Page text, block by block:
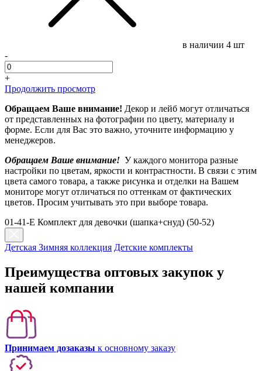
в наличии 4 шт
-
+
Продолжить просмотр
Обращаем Ваше внимание! Декор и лейб могут отличаться
от представленных на фотографии по цвету, материалу и
форме. Если для Вас это важно, уточните информацию у
менеджеров.
Обращаем Ваше внимание! У каждого монитора разные
настройки по цветам, яркости и контрастности. В связи с этим
цвета самого товара, а также рисунка и отделки на Вашем
мониторе могут отличаться по оттенкам от фактических
цветов. Просим учитывать это при выборе товара.
01-41-E Комплект для девочки (шапка+снуд) (50-52)
Детская Зимняя коллекция Детские комплекты
Преимущества оптовых закупок у
нашей компании
Принимаем дозаказы к основному заказу